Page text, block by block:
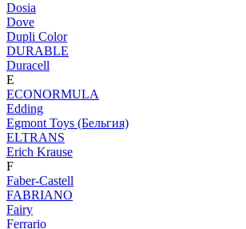
Dosia
Dove
Dupli Color
DURABLE
Duracell
E
ECONORMULA
Edding
Egmont Toys (Бельгия)
ELTRANS
Erich Krause
F
Faber-Castell
FABRIANO
Fairy
Ferrario